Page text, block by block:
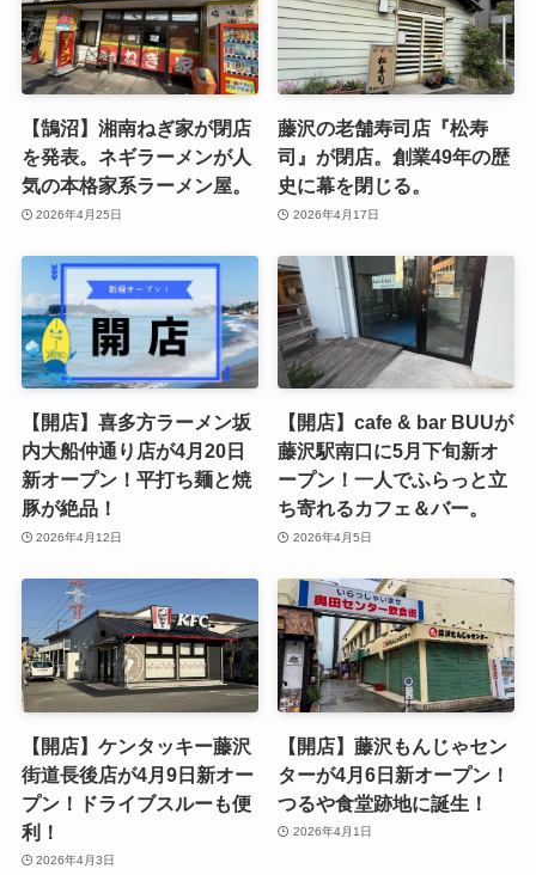
【鵠沼】湘南ねぎ家が閉店
を発表。ネギラーメンが人
気の本格家系ラーメン屋。
2026年4月25日
藤沢の老舗寿司店『松寿
司』が閉店。創業49年の歴
史に幕を閉じる。
2026年4月17日
【開店】喜多方ラーメン坂
内大船仲通り店が4月20日
新オープン！平打ち麺と焼
豚が絶品！
2026年4月12日
【開店】cafe & bar BUUが
藤沢駅南口に5月下旬新オ
ープン！一人でふらっと立
ち寄れるカフェ＆バー。
2026年4月5日
【開店】ケンタッキー藤沢
街道長後店が4月9日新オー
プン！ドライブスルーも便
利！
2026年4月3日
【開店】藤沢もんじゃセン
ターが4月6日新オープン！
つるや食堂跡地に誕生！
2026年4月1日